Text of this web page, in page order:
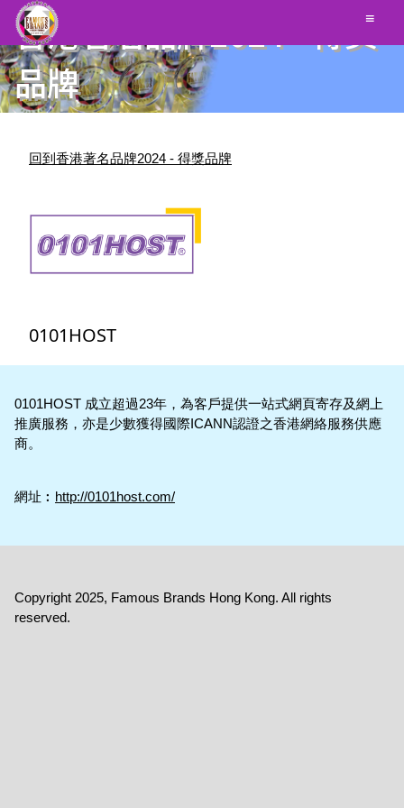
≡
香港著名品牌2024 - 得獎
品牌
回到香港著名品牌2024 - 得獎品牌
0101HOST
0101HOST 成立超過23年，為客戶提供一站式網頁寄存及網上
推廣服務，亦是少數獲得國際ICANN認證之香港網絡服務供應
商。
網址︰ http://0101host.com/
Copyright 2025, Famous Brands Hong Kong. All rights
reserved.